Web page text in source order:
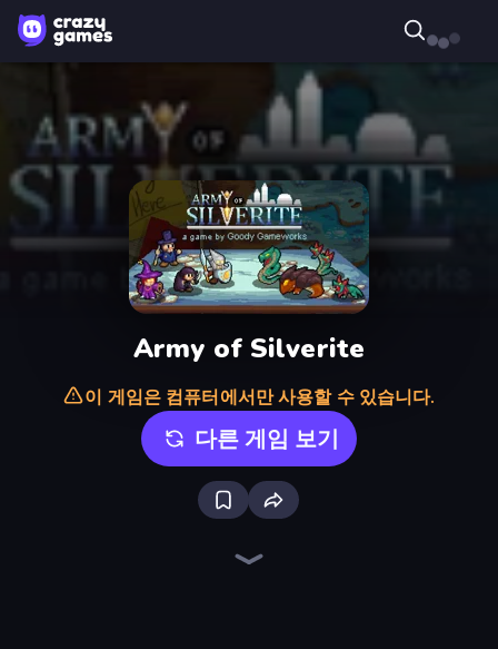
Army of Silverite
이 게임은 컴퓨터에서만 사용할 수 있습니다.
다른 게임 보기